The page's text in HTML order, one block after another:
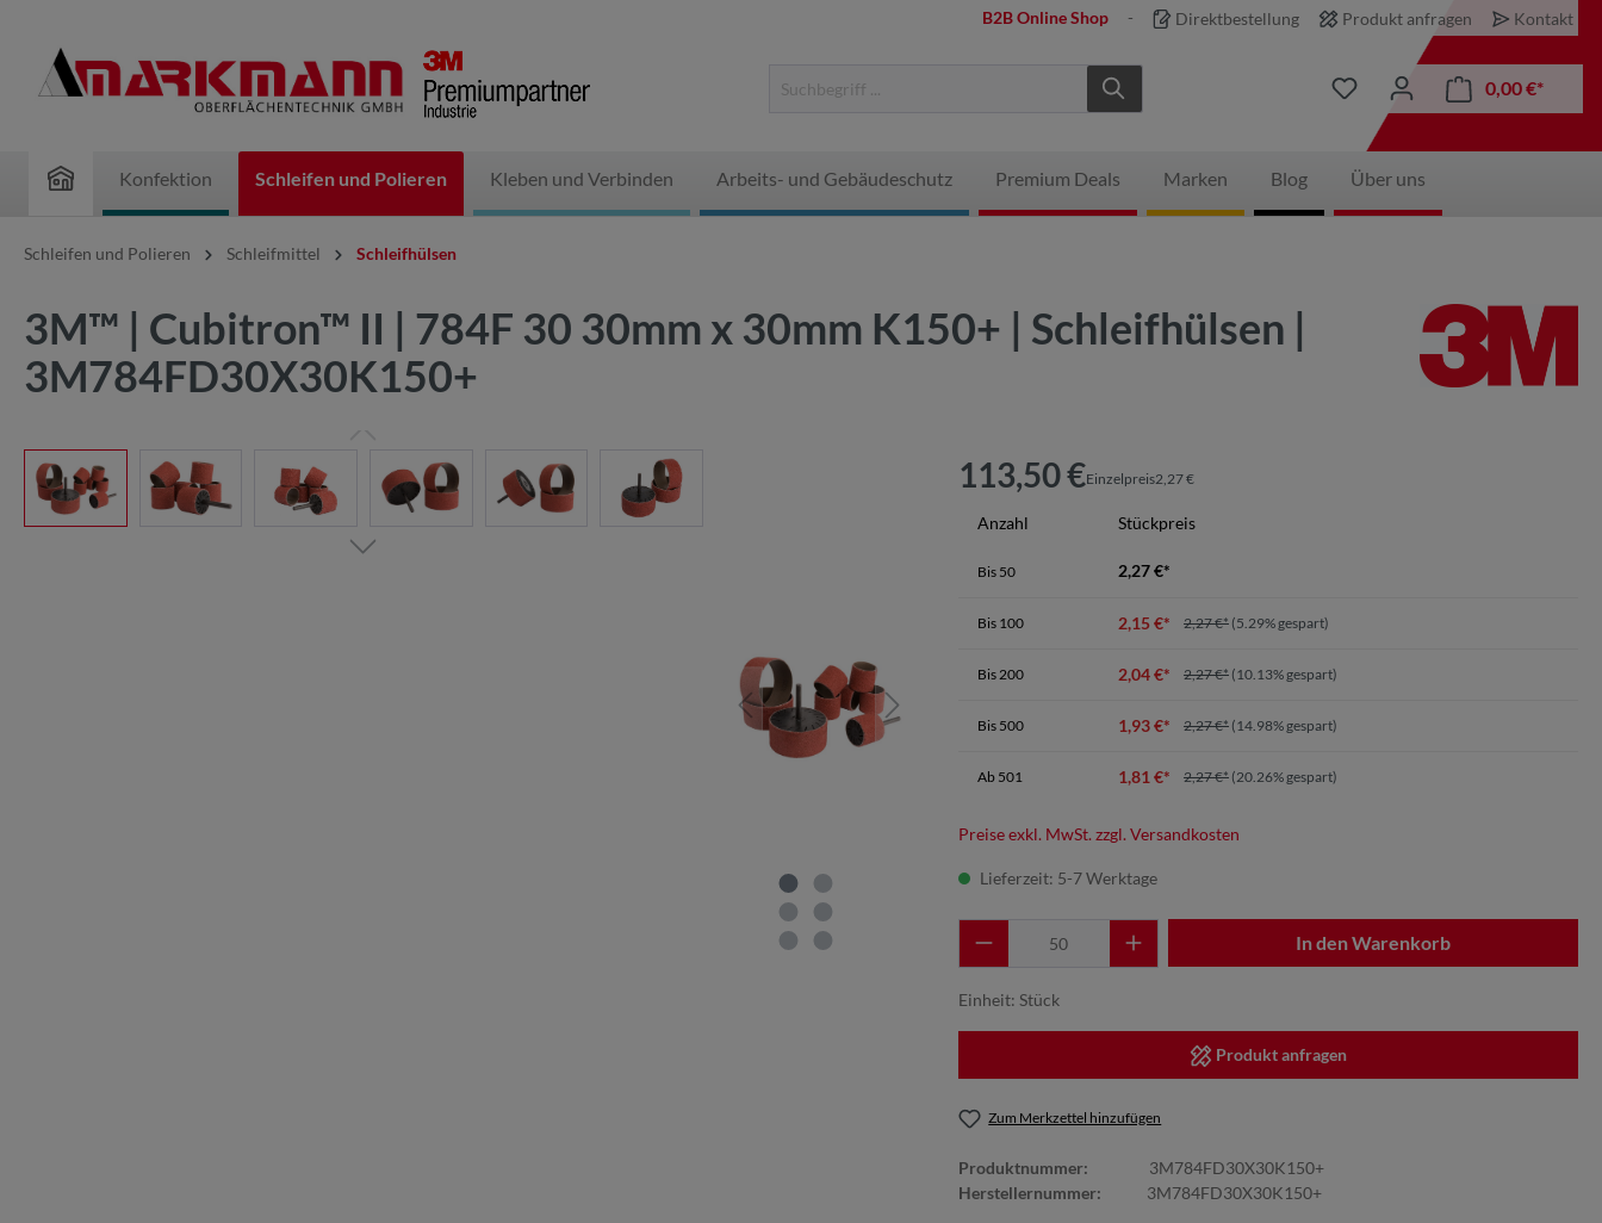
B2B Online Shop Direktbestellung Produkt anfragen Kontakt
0,00 €*
Konfektion Schleifen und Polieren Kleben und Verbinden Arbeits- und Gebäudeschutz Premium Deals Marken Blog Über uns
Schleifen und Polieren Schleifmittel Schleifhülsen
3M™ | Cubitron™ II | 784F 30 30mm x 30mm K150+ | Schleifhülsen |
3M784FD30X30K150+
113,50 €Einzelpreis2,27 €
Anzahl Stückpreis
Bis 50 2,27 €*
Bis 100 2,15 €* 2,27 €* (5.29% gespart)
Bis 200 2,04 €* 2,27 €* (10.13% gespart)
Bis 500 1,93 €* 2,27 €* (14.98% gespart)
Ab 501 1,81 €* 2,27 €* (20.26% gespart)
Preise exkl. MwSt. zzgl. Versandkosten
Lieferzeit: 5-7 Werktage
In den Warenkorb
Einheit: Stück
Produkt anfragen
Zum Merkzettel hinzufügen
Produktnummer:
3M784FD30X30K150+
Herstellernummer:
3M784FD30X30K150+